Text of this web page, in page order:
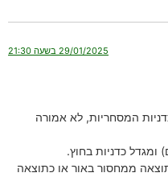
29/01/2025 בשעה 21:30
המסחריות, לא אמורה
כדניות בחוץ.
ממחסור באור או כתוצאה